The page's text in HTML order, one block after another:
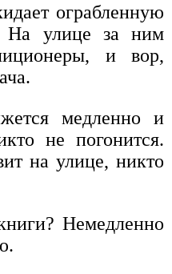
ограбленную
На улице за ним
и вор,
медленно и
не погонится.
на улице, никто
Немедленно